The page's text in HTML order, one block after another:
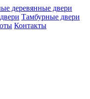
деревянные двери
Тамбурные двери
Контакты